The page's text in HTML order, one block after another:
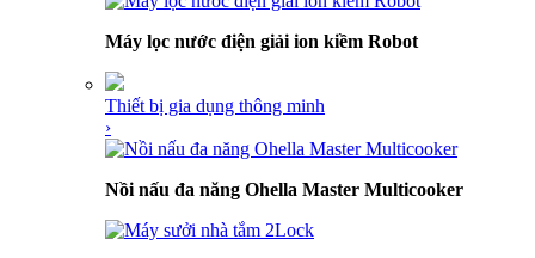
Máy lọc nước điện giải ion kiềm Robot
Thiết bị gia dụng thông minh
›
Nồi nấu đa năng Ohella Master Multicooker